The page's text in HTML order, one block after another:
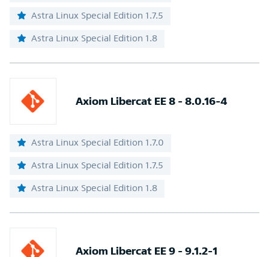
Astra Linux Special Edition 1.7.5
Astra Linux Special Edition 1.8
Axiom Libercat EE 8 - 8.0.16-4
Astra Linux Special Edition 1.7.0
Astra Linux Special Edition 1.7.5
Astra Linux Special Edition 1.8
Axiom Libercat EE 9 - 9.1.2-1